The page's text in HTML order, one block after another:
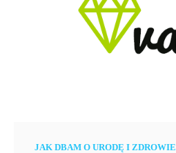
JAK DBAM O URODĘ I ZDROWIE